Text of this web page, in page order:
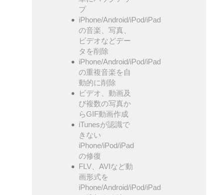
プ
iPhone/Android/iPod/iPad
の音楽、写真、
ビデオなどデー
タを削除
iPhone/Android/iPod/iPad
の重複音楽を自
動的に削除
ビデオ、動画及
び複数の写真か
らGIF動画作成
iTunesが認識で
きない
iPhone/iPod/iPad
の修復
FLV、AVIなど動
画形式を
iPhone/Android/iPod/iPad